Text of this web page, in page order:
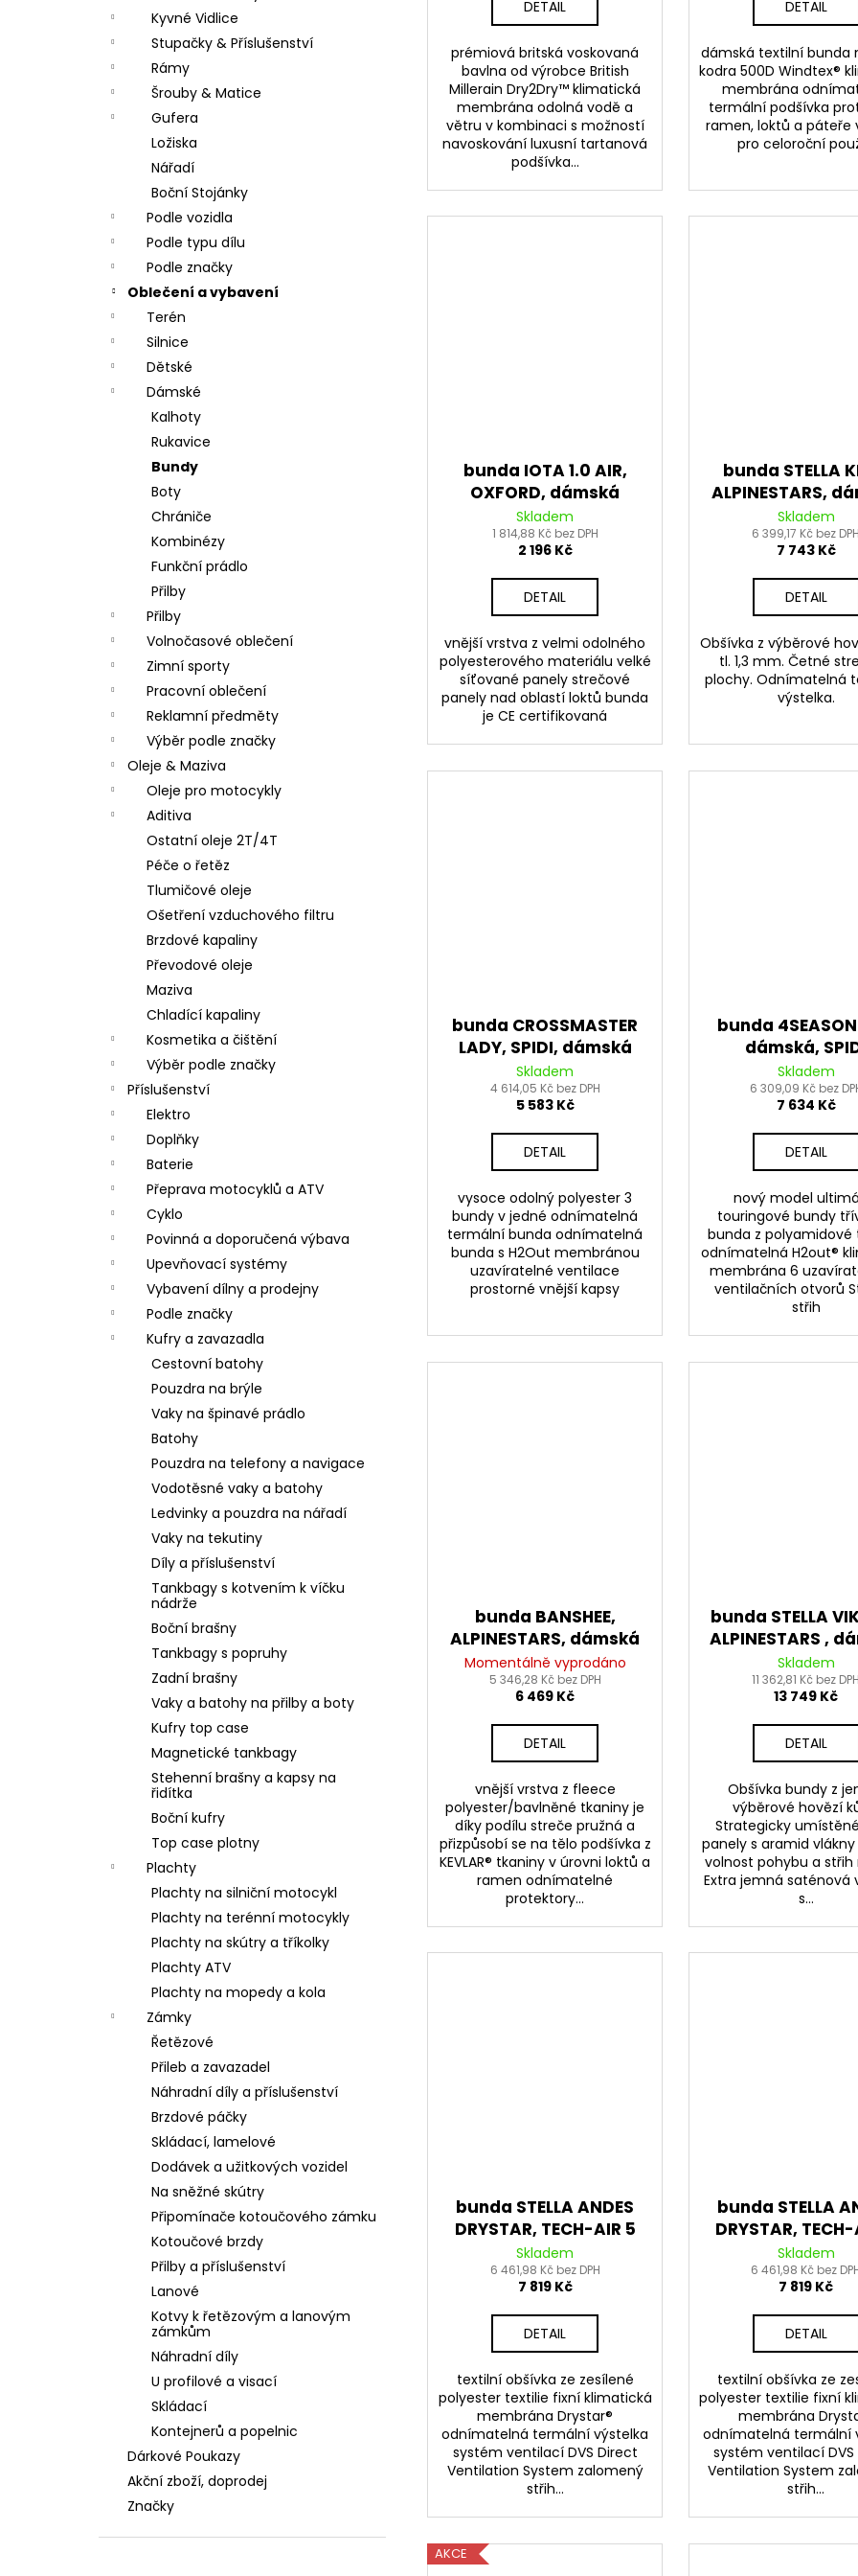
Kyvné Vidlice
Stupačky & Příslušenství
Rámy
Šrouby & Matice
Gufera
Ložiska
Nářadí
Boční Stojánky
Podle vozidla
Podle typu dílu
Podle značky
Oblečení a vybavení
Terén
Silnice
Dětské
Dámské
Kalhoty
Rukavice
Bundy
Boty
Chrániče
Kombinézy
Funkční prádlo
Přilby
Přilby
Volnočasové oblečení
Zimní sporty
Pracovní oblečení
Reklamní předměty
Výběr podle značky
Oleje & Maziva
Oleje pro motocykly
Aditiva
Ostatní oleje 2T/4T
Péče o řetěz
Tlumičové oleje
Ošetření vzduchového filtru
Brzdové kapaliny
Převodové oleje
Maziva
Chladící kapaliny
Kosmetika a čištění
Výběr podle značky
Příslušenství
Elektro
Doplňky
Baterie
Přeprava motocyklů a ATV
Cyklo
Povinná a doporučená výbava
Upevňovací systémy
Vybavení dílny a prodejny
Podle značky
Kufry a zavazadla
Cestovní batohy
Pouzdra na brýle
Vaky na špinavé prádlo
Batohy
Pouzdra na telefony a navigace
Vodotěsné vaky a batohy
Ledvinky a pouzdra na nářadí
Vaky na tekutiny
Díly a příslušenství
Tankbagy s kotvením k víčku
nádrže
Boční brašny
Tankbagy s popruhy
Zadní brašny
Vaky a batohy na přilby a boty
Kufry top case
Magnetické tankbagy
Stehenní brašny a kapsy na
řidítka
Boční kufry
Top case plotny
Plachty
Plachty na silniční motocykl
Plachty na terénní motocykly
Plachty na skútry a tříkolky
Plachty ATV
Plachty na mopedy a kola
Zámky
Řetězové
Přileb a zavazadel
Náhradní díly a příslušenství
Brzdové páčky
Skládací, lamelové
Dodávek a užitkových vozidel
Na sněžné skútry
Připomínače kotoučového zámku
Kotoučové brzdy
Přilby a příslušenství
Lanové
Kotvy k řetězovým a lanovým
zámkům
Náhradní díly
U profilové a visací
Skládací
Kontejnerů a popelnic
Dárkové Poukazy
Akční zboží, doprodej
Značky
DETAIL
prémiová britská voskovaná
bavlna od výrobce British
Millerain Dry2Dry™ klimatická
membrána odolná vodě a
větru v kombinaci s možností
navoskování luxusní tartanová
podšívka...
DETAIL
dámská textilní bunda
kodra 500D Windtex®
membrána
termální podšívka
ramen, loktů a páteře
pro celoroční
bunda IOTA 1.0 AIR,
OXFORD, dámská
(černá)
Skladem
1 814,88 Kč bez DPH
2 196 Kč
DETAIL
vnější vrstva z velmi odolného
polyesterového materiálu velké
síťované panely strečové
panely nad oblastí loktů bunda
je CE certifikovaná
bunda STELLA
ALPINESTARS,
(černá/růžová
Skladem
6 399,17 Kč bez DPH
7 743 Kč
DETAIL
Obšívka z výběrové
tl. 1,3 mm. Četné
plochy. Odnímatelná
výstelka.
bunda CROSSMASTER
LADY, SPIDI, dámská
(černá)
Skladem
4 614,05 Kč bez DPH
5 583 Kč
DETAIL
vysoce odolný polyester 3
bundy v jedné odnímatelná
termální bunda odnímatelná
bunda s H2Out membránou
uzavíratelné ventilace
prostorné vnější kapsy
bunda 4SEASON
dámská,
(černá/tmavě
Skladem
6 309,09 Kč bez
7 634 Kč
DETAIL
nový model
touringové bundy
bunda z polyamidové
odnímatelná H2out®
membrána 6
ventilačních otvorů
střih
bunda BANSHEE,
ALPINESTARS, dámská
(černá) 2026
Momentálně vyprodáno
5 346,28 Kč bez DPH
6 469 Kč
DETAIL
vnější vrstva z fleece
polyester/bavlněné tkaniny je
díky podílu streče pružná a
přizpůsobí se na tělo podšívka z
KEVLAR® tkaniny v úrovni loktů a
ramen odnímatelné
protektory...
bunda STELLA
ALPINESTARS ,
(černá) 2026
Skladem
11 362,81 Kč bez DPH
13 749 Kč
DETAIL
Obšívka bundy z
výběrové hovězí
Strategicky
panely s aramid
volnost pohybu a střih
Extra jemná saténová
s...
bunda STELLA ANDES
DRYSTAR, TECH-AIR 5
kompatibilní,
ALPINESTARS, dámská
(světle šedá/tmavě
šedá/černá/růžová
fluo)
Skladem
6 461,98 Kč bez DPH
7 819 Kč
DETAIL
textilní obšívka ze zesílené
polyester textilie fixní klimatická
membrána Drystar®
odnímatelná termální výstelka
systém ventilací DVS Direct
Ventilation System zalomený
střih...
bunda STELLA
DRYSTAR,
kompatibilní,
ALPINESTARS,
(černá/tmavě
2025
Skladem
6 461,98 Kč bez
7 819 Kč
DETAIL
textilní obšívka ze
polyester textilie fixní
membrána
odnímatelná termální
systém ventilací
Ventilation System
střih...
AKCE